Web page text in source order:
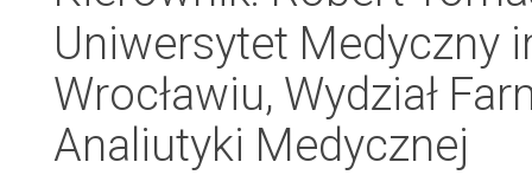
Uniwersytet Medyczny
Wrocławiu, Wydział
Analiutyki Medycznej